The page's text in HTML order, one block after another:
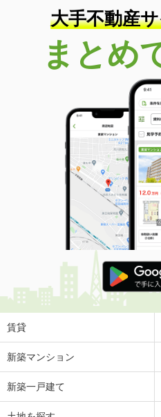
大手不動産
まとめ
賃貸
新築マンション
新築一戸建て